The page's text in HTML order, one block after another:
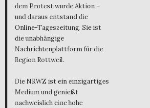
dem Protest wurde Aktion –
und daraus entstand die
Online-Tageszeitung. Sie ist
die unabhängige
Nachrichtenplattform für die
Region Rottweil.
Die NRWZ ist ein einzigartiges
Medium und genießt
nachweislich eine hohe